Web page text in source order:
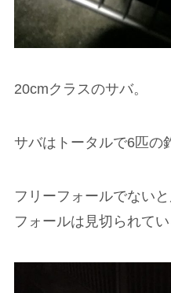
20cmクラスのサバ。
サバはトータルで6匹の
フリーフォールでない
フォールは見切られてい